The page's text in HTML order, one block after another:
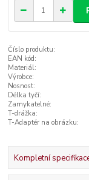
Číslo produktu:
EAN kód:
Materiál:
Výrobce:
Nosnost:
Délka tyčí:
Zamykatelné:
T-drážka:
T-Adaptér na obrázku:
Kompletní